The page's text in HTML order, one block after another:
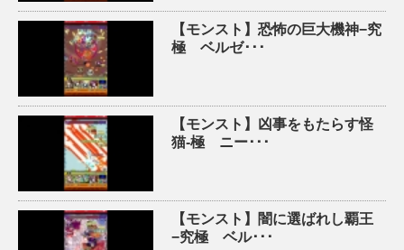
【モンスト】恐怖の巨大機神−究
極 ベルゼ･･･
【モンスト】凶事をもたらす怪
猫-極 ニー･･･
【モンスト】闇に選ばれし覇王
−究極 ベル･･･